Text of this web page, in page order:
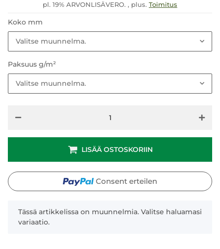
pl. 19% ARVONLISÄVERO. , plus. Toimitus
Koko mm
Valitse muunnelma.
Paksuus g/m²
Valitse muunnelma.
LISÄÄ OSTOSKORIIN
Consent erteilen
x
Tässä artikkelissa on muunnelmia. Valitse haluamasi
variaatio.